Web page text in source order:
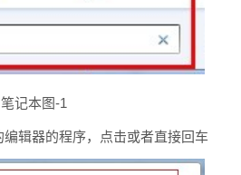
笔记本图-1
编辑器的程序，点击或者直接回车